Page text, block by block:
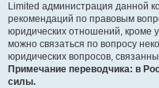
Limited администрация данной
рекомендаций по правовым
юридических отношений, кроме
можно связаться по вопросу
юридических вопросов,
Примечание переводчика: в
силы.